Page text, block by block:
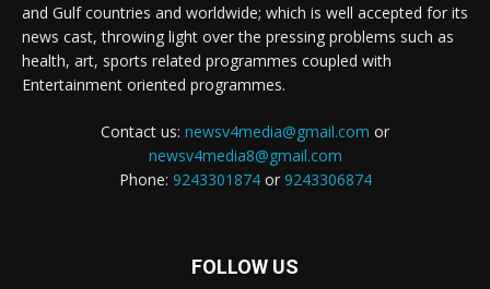
and Gulf countries and worldwide; which is well accepted for its
news cast, throwing light over the pressing problems such as
health, art, sports related programmes coupled with
Entertainment oriented programmes.
Contact us: newsv4media@gmail.com or
newsv4media8@gmail.com
Phone: 9243301874or 9243306874
FOLLOW US